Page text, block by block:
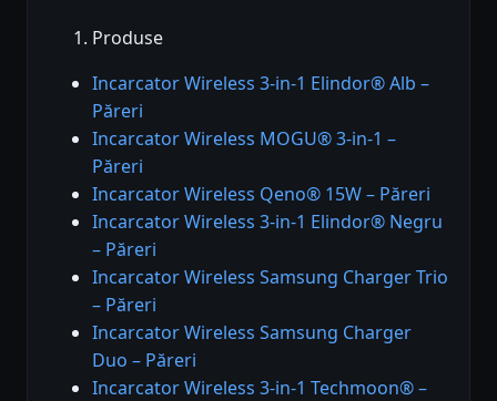
Produse
Incarcator Wireless 3-in-1 Elindor® Alb –
Păreri
Incarcator Wireless MOGU® 3-in-1 –
Păreri
Incarcator Wireless Qeno® 15W – Păreri
Incarcator Wireless 3-in-1 Elindor® Negru
– Păreri
Incarcator Wireless Samsung Charger Trio
– Păreri
Incarcator Wireless Samsung Charger
Duo – Păreri
Incarcator Wireless 3-in-1 Techmoon® –